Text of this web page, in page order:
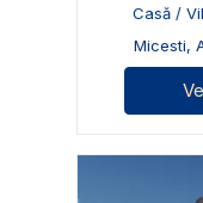
Casă /
Micesti,